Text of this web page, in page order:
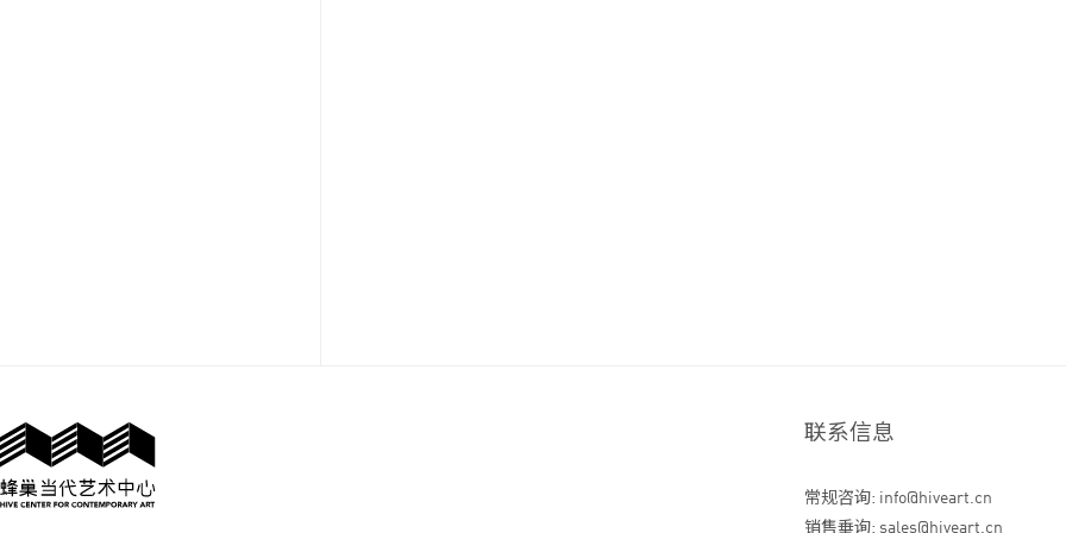
联系信息
常规咨询: info@hiveart.cn
销售垂询: sales@hiveart.cn